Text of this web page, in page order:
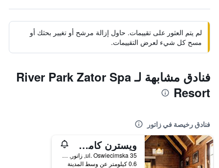
لم يتم العثور على تقييمات. حاول إزالة مرشح أو تغيير بحثك أو
مسح كل شيء لعرض التقييمات.
فنادق مشابهة لـ River Park Zator Spa
Resort
فنادق رخيصة في زاتور
ويسترن كامب ريزورت
ul. Oswiecimska 35, زاتور, مقاطعة بولندا الصغرى, بولندا
0.6 كيلومتر عن وسط المدينة